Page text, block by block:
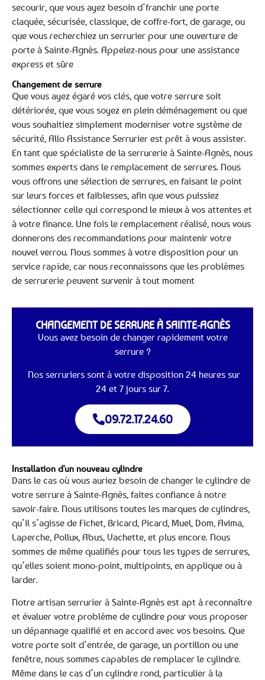
secourir, que vous ayez besoin d’franchir une porte
claquée, sécurisée, classique, de coffre-fort, de garage, ou
que vous recherchiez un serrurier pour une ouverture de
porte à Sainte-Agnès. Appelez-nous pour une assistance
express et sûre
Changement de serrure
Que vous ayez égaré vos clés, que votre serrure soit
détériorée, que vous soyez en plein déménagement ou que
vous souhaitiez simplement moderniser votre système de
sécurité, Allo Assistance Serrurier est prêt à vous assister.
En tant que spécialiste de la serrurerie à Sainte-Agnès, nous
sommes experts dans le remplacement de serrures. Nous
vous offrons une sélection de serrures, en faisant le point
sur leurs forces et faiblesses, afin que vous puissiez
sélectionner celle qui correspond le mieux à vos attentes et
à votre finance. Une fois le remplacement réalisé, nous vous
donnerons des recommandations pour maintenir votre
nouvel verrou. Nous sommes à votre disposition pour un
service rapide, car nous reconnaissons que les problèmes
de serrurerie peuvent survenir à tout moment
CHANGEMENT DE SERRURE À SAINTE-AGNÈS
Vous avez besoin de changer rapidement votre
serrure ?
Nos serruriers sont à votre disposition 24 heures sur
24 et 7 jours sur 7.
09.72.17.24.60
Installation d'un nouveau cylindre
Dans le cas où vous auriez besoin de changer le cylindre de
votre serrure à Sainte-Agnès, faites confiance à notre
savoir-faire. Nous utilisons toutes les marques de cylindres,
qu’il s’agisse de Fichet, Bricard, Picard, Muel, Dom, Avima,
Laperche, Pollux, Abus, Vachette, et plus encore. Nous
sommes de même qualifiés pour tous les types de serrures,
qu’elles soient mono-point, multipoints, en applique ou à
larder.
Notre artisan serrurier à Sainte-Agnès est apt à reconnaître
et évaluer votre problème de cylindre pour vous proposer
un dépannage qualifié et en accord avec vos besoins. Que
votre porte soit d’entrée, de garage, un portillon ou une
fenêtre, nous sommes capables de remplacer le cylindre.
Même dans le cas d’un cylindre rond, particulier à la